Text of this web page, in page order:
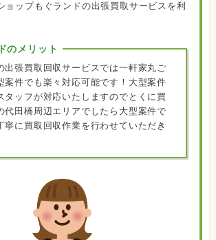
ョップもぐランドの出張買取サービスを利
のメリット
出張買取回収サービスでは一軒家丸ご
案件でも楽々対応可能です！大型案件
タッフが対応いたしますのでとくに買
代田橋周辺エリアでしたら大型案件で
寧に買取回収作業を行わせていただき